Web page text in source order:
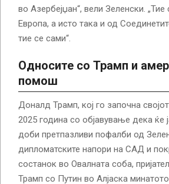
во Азербејџан“, вели Зеленски.
Европа, а исто така и од
тие се сами“.
Односите со Трамп и
помош
Доналд Трамп, кој го започна
2025 година со објавување дека ќе
доби претпазливи пофалби од
дипломатските напори на САД и
состанок во Овалната соба,
Трамп со Путин во Алјаска